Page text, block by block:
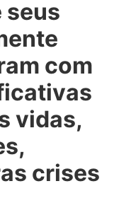
seus
com
vidas,
crises